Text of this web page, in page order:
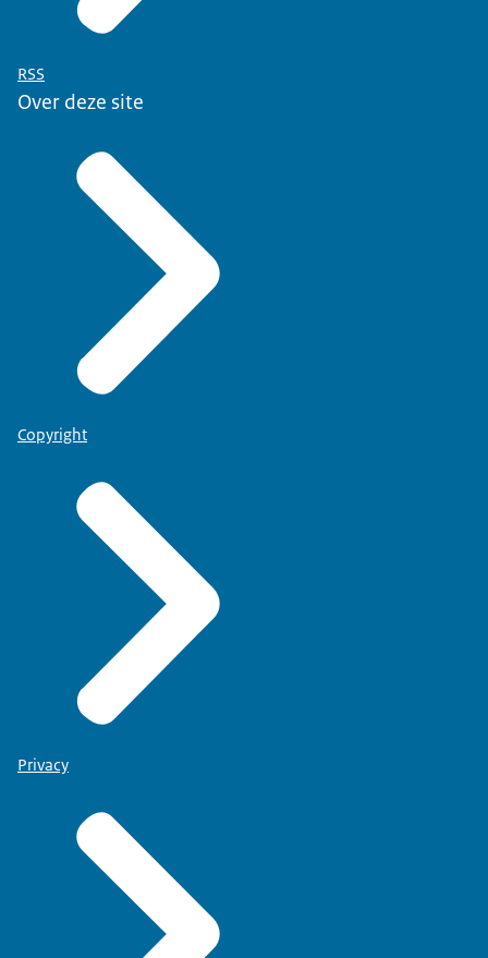
RSS
Over deze site
Copyright
Privacy